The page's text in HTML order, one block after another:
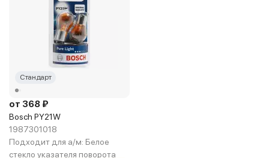
Стандарт
от 368 ₽
Bosch PY21W
1987301018
Подходит для а/м: Белое
стекло указателя поворота